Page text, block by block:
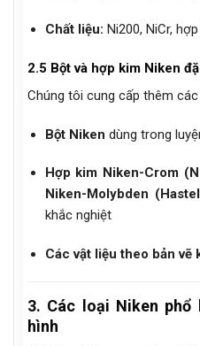
Chất liệu: Ni200, NiCr,
2.5 Bột và hợp kim Niken
Chúng tôi cung cấp thêm
Bột Niken dùng trong
Hợp kim Niken-Crom
Niken-Molybden
khắc nghiệt
Các vật liệu theo bản vẽ
3. Các loại Niken phổ
hình